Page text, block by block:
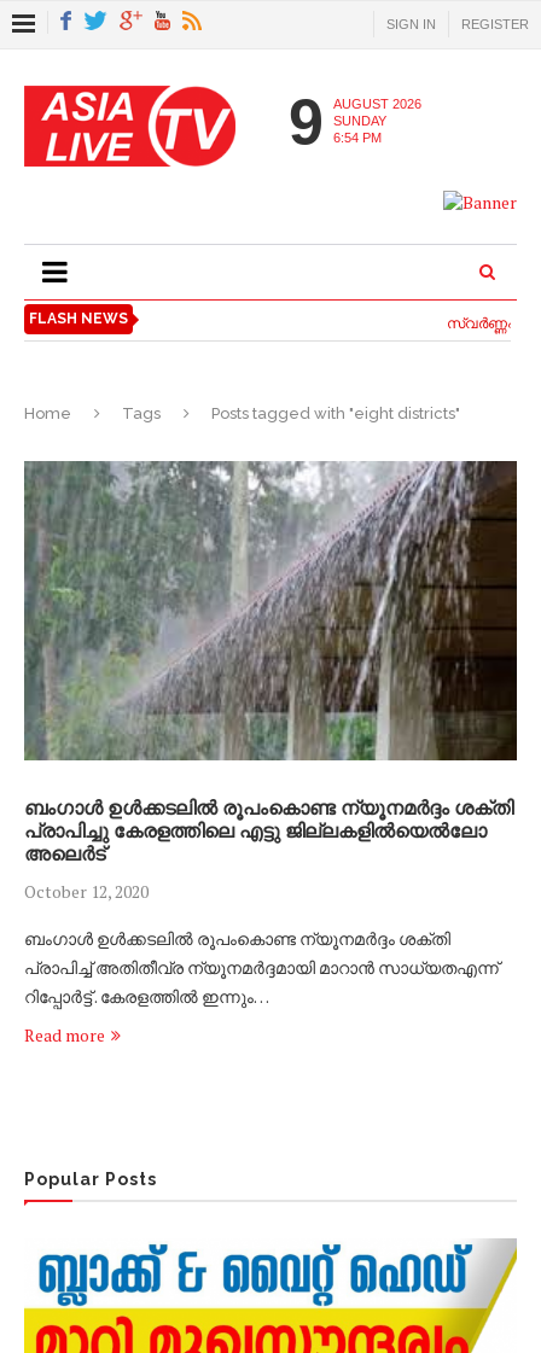
SIGN IN REGISTER
9
AUGUST 2026
SUNDAY
6:54 PM
FLASH NEWS
Home Tags Posts tagged with "eight districts"
ബംഗാൾ ഉൾക്കടലിൽ രൂപംകൊണ്ട ന്യൂനമർദ്ദം ശക്തി
പ്രാപിച്ചു കേരളത്തിലെ എട്ടു ജില്ലകളിൽയെൽലോ
അലെർട്
October 12, 2020
ബംഗാൾ ഉൾക്കടലിൽ രൂപംകൊണ്ട ന്യൂനമർദ്ദം ശക്തി
പ്രാപിച്ച് അതിതീവ്ര ന്യൂനമർദ്ദമായി മാറാൻ സാധ്യതഎന്ന്
റിപ്പോർട്ട് . കേരളത്തിൽ ഇന്നും…
Read more
Popular Posts